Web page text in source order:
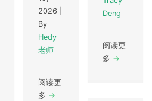
2026
By
Hedy
老师
阅读更
多 →
Deng
阅读更
多 →